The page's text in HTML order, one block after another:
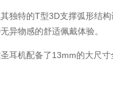
独特的T型3D支撑弧形结
异物感的舒适佩戴体验。
耳机配备了13mm的大尺